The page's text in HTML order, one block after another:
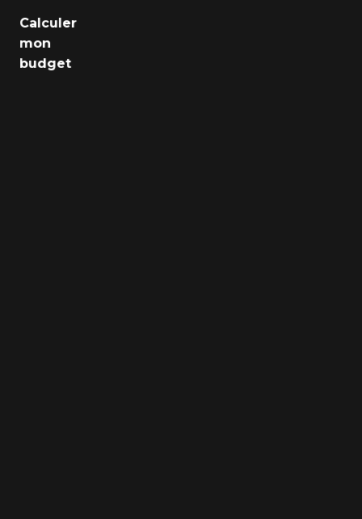
Calculer
mon
budget